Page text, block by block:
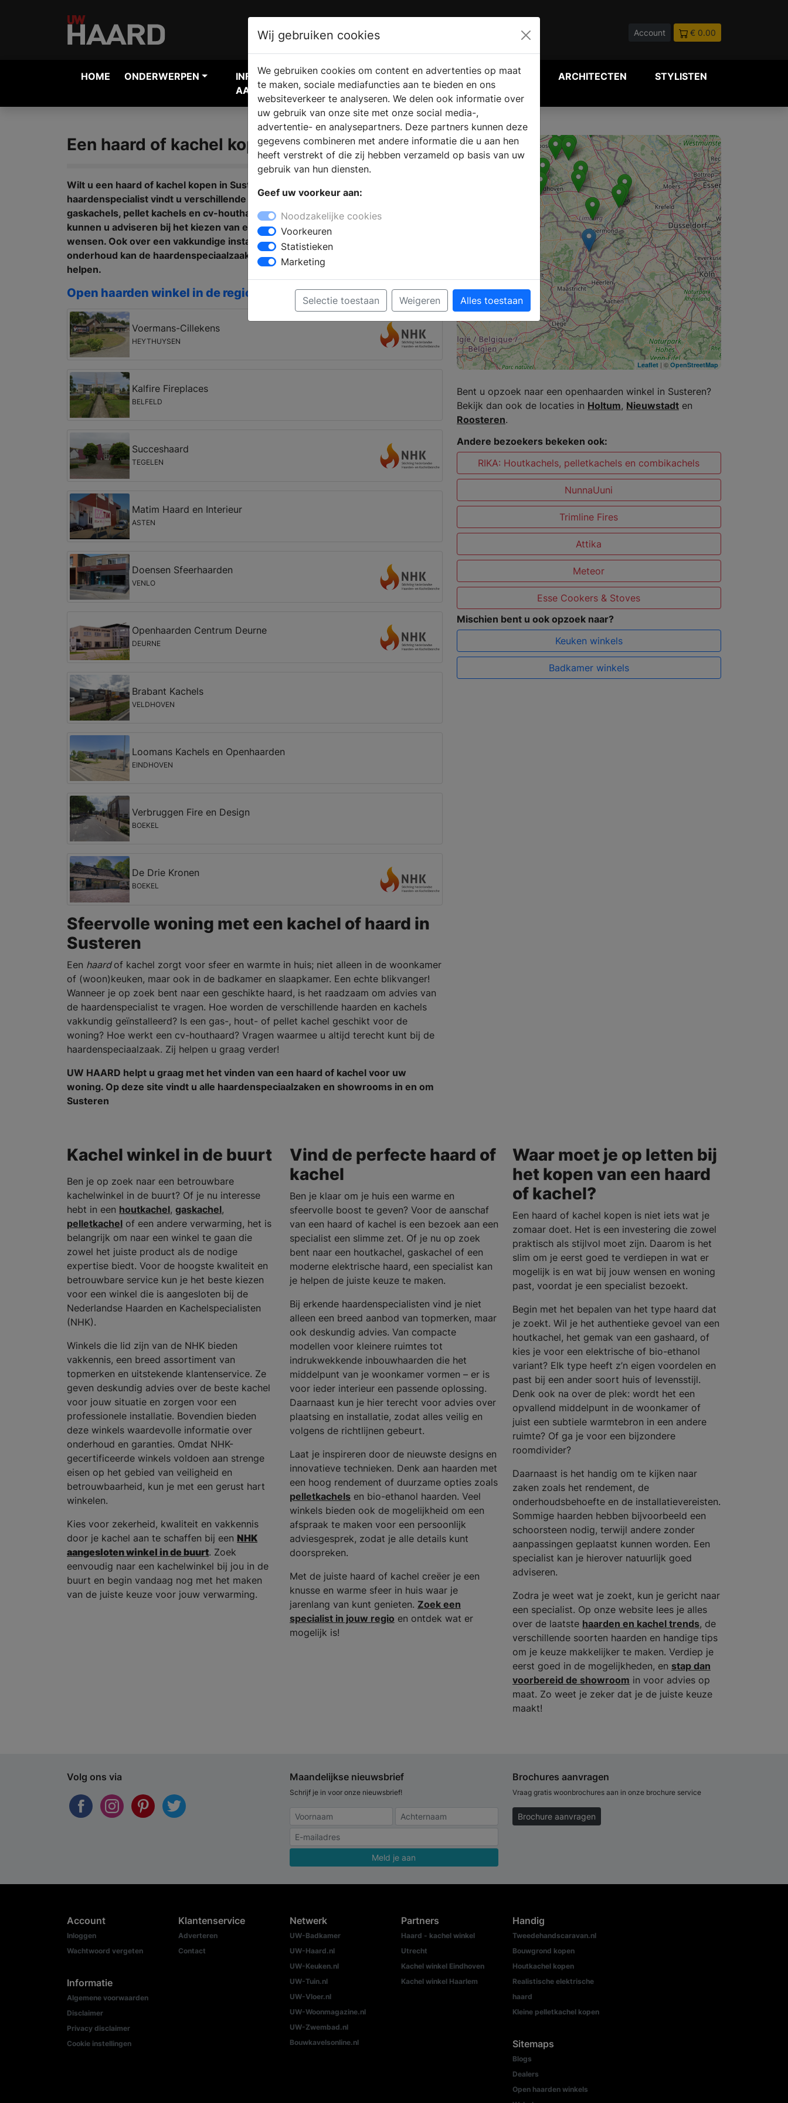
Account € 0.00
HOME ONDERWERPEN
INFORMATIE
AANVRAGEN
VERKOOPLOCATIE
VINDEN
WEBSHOP ARCHITECTEN STYLISTEN
Een haard of kachel kopen in Susteren
Wilt u een haard of kachel kopen in Susteren? Bij een bezoek aan een
haardenspecialist vindt u verschillende houtkachels, open haarden, gashaarden,
gaskachels, pellet kachels en cv-houthaarden. De deskundige medewerkers
kunnen u adviseren bij het kiezen van een model, passend bij uw woning en uw
wensen. Ook over een vakkundige installatie van uw eigen haard en het
onderhoud kan de haardenspeciaalzaak u met professioneel advies verder
helpen.
Open haarden winkel in de regio Susteren
Voermans-Cillekens
HEYTHUYSEN
Kalfire Fireplaces
BELFELD
Succeshaard
TEGELEN
Matim Haard en Interieur
ASTEN
Doensen Sfeerhaarden
VENLO
Openhaarden Centrum Deurne
DEURNE
Brabant Kachels
VELDHOVEN
Loomans Kachels en Openhaarden
EINDHOVEN
Verbruggen Fire en Design
BOEKEL
De Drie Kronen
BOEKEL
Sfeervolle woning met een kachel of haard in
Susteren
Een haard of kachel zorgt voor sfeer en warmte in huis; niet alleen in de woonkamer
of (woon)keuken, maar ook in de badkamer en slaapkamer. Een echte blikvanger!
Wanneer je op zoek bent naar een geschikte haard, is het raadzaam om advies van
de haardenspecialist te vragen. Hoe worden de verschillende haarden en kachels
vakkundig geïnstalleerd? Is een gas-, hout- of pellet kachel geschikt voor de
woning? Hoe werkt een cv-houthaard? Vragen waarmee u altijd terecht kunt bij de
haardenspeciaalzaak. Zij helpen u graag verder!
UW HAARD helpt u graag met het vinden van een haard of kachel voor uw
woning. Op deze site vindt u alle haardenspeciaalzaken en showrooms in en om
Susteren
+
Leaflet| © OpenStreetMap
Bent u opzoek naar een openhaarden winkel in Susteren?
Bekijk dan ook de locaties in Holtum, Nieuwstadten
Roosteren.
Andere bezoekers bekeken ook:
RIKA: Houtkachels, pelletkachels en combikachels
NunnaUuni
Trimline Fires
Attika
Meteor
Esse Cookers & Stoves
Mischien bent u ook opzoek naar?
Keuken winkels
Badkamer winkels
Kachel winkel in de buurt
Ben je op zoek naar een betrouwbare
kachelwinkel in de buurt? Of je nu interesse
hebt in een houtkachel, gaskachel,
pelletkachel of een andere verwarming, het is
belangrijk om naar een winkel te gaan die
zowel het juiste product als de nodige
expertise biedt. Voor de hoogste kwaliteit en
betrouwbare service kun je het beste kiezen
voor een winkel die is aangesloten bij de
Nederlandse Haarden en Kachelspecialisten
(NHK).
Winkels die lid zijn van de NHK bieden
vakkennis, een breed assortiment van
topmerken en uitstekende klantenservice. Ze
geven deskundig advies over de beste kachel
voor jouw situatie en zorgen voor een
professionele installatie. Bovendien bieden
deze winkels waardevolle informatie over
onderhoud en garanties. Omdat NHK-
gecertificeerde winkels voldoen aan strenge
eisen op het gebied van veiligheid en
betrouwbaarheid, kun je met een gerust hart
winkelen.
Kies voor zekerheid, kwaliteit en vakkennis
door je kachel aan te schaffen bij een NHK
aangesloten winkel in de buurt. Zoek
eenvoudig naar een kachelwinkel bij jou in de
buurt en begin vandaag nog met het maken
van de juiste keuze voor jouw verwarming.
Vind de perfecte haard of
kachel
Ben je klaar om je huis een warme en
sfeervolle boost te geven? Voor de aanschaf
van een haard of kachel is een bezoek aan een
specialist een slimme zet. Of je nu op zoek
bent naar een houtkachel, gaskachel of een
moderne elektrische haard, een specialist kan
je helpen de juiste keuze te maken.
Bij erkende haardenspecialisten vind je niet
alleen een breed aanbod van topmerken, maar
ook deskundig advies. Van compacte
modellen voor kleinere ruimtes tot
indrukwekkende inbouwhaarden die het
middelpunt van je woonkamer vormen – er is
voor ieder interieur een passende oplossing.
Daarnaast kun je hier terecht voor advies over
plaatsing en installatie, zodat alles veilig en
volgens de richtlijnen gebeurt.
Laat je inspireren door de nieuwste designs en
innovatieve technieken. Denk aan haarden met
een hoog rendement of duurzame opties zoals
pelletkachelsen bio-ethanol haarden. Veel
winkels bieden ook de mogelijkheid om een
afspraak te maken voor een persoonlijk
adviesgesprek, zodat je alle details kunt
doorspreken.
Met de juiste haard of kachel creëer je een
knusse en warme sfeer in huis waar je
jarenlang van kunt genieten. Zoek een
specialist in jouw regio en ontdek wat er
mogelijk is!
Waar moet je op letten bij
het kopen van een haard
of kachel?
Een haard of kachel kopen is niet iets wat je
zomaar doet. Het is een investering die zowel
praktisch als stijlvol moet zijn. Daarom is het
slim om je eerst goed te verdiepen in wat er
mogelijk is en wat bij jouw wensen en woning
past, voordat je een specialist bezoekt.
Begin met het bepalen van het type haard dat
je zoekt. Wil je het authentieke gevoel van een
houtkachel, het gemak van een gashaard, of
kies je voor een elektrische of bio-ethanol
variant? Elk type heeft z’n eigen voordelen en
past bij een ander soort huis of levensstijl.
Denk ook na over de plek: wordt het een
opvallend middelpunt in de woonkamer of
juist een subtiele warmtebron in een andere
ruimte? Of ga je voor een bijzondere
roomdivider?
Daarnaast is het handig om te kijken naar
zaken zoals het rendement, de
onderhoudsbehoefte en de installatievereisten.
Sommige haarden hebben bijvoorbeeld een
schoorsteen nodig, terwijl andere zonder
aanpassingen geplaatst kunnen worden. Een
specialist kan je hierover natuurlijk goed
adviseren.
Zodra je weet wat je zoekt, kun je gericht naar
een specialist. Op onze website lees je alles
over de laatste haarden en kachel trends, de
verschillende soorten haarden en handige tips
om je keuze makkelijker te maken. Verdiep je
eerst goed in de mogelijkheden, en stap dan
voorbereid de showroom in voor advies op
maat. Zo weet je zeker dat je de juiste keuze
maakt!
Wij gebruiken cookies
We gebruiken cookies om content en advertenties op maat
te maken, sociale mediafuncties aan te bieden en ons
websiteverkeer te analyseren. We delen ook informatie over
uw gebruik van onze site met onze social media-,
advertentie- en analysepartners. Deze partners kunnen deze
gegevens combineren met andere informatie die u aan hen
heeft verstrekt of die zij hebben verzameld op basis van uw
gebruik van hun diensten.
Geef uw voorkeur aan:
Noodzakelijke cookies
Voorkeuren
Statistieken
Marketing
Selectie toestaan Weigeren Alles toestaan
Volg ons via Maandelijkse nieuwsbrief
Schrijf je in voor onze nieuwsbrief!
Meld je aan
Brochures aanvragen
Vraag gratis woonbrochures aan in onze brochure service
Brochure aanvragen
Account
Inloggen
Wachtwoord vergeten
Informatie
Algemene voorwaarden
Disclaimer
Privacy disclaimer
Cookie instellingen
Klantenservice
Adverteren
Contact
Netwerk
UW-Badkamer
UW-Haard.nl
UW-Keuken.nl
UW-Tuin.nl
UW-Vloer.nl
UW-Woonmagazine.nl
UW-Zwembad.nl
Bouwkavelsonline.nl
Partners
Haard - kachel winkel
Utrecht
Kachel winkel Eindhoven
Kachel winkel Haarlem
Handig
Tweedehandscaravan.nl
Bouwgrond kopen
Houtkachel kopen
Realistische elektrische
haard
Kleine pelletkachel kopen
Sitemaps
Blogs
Dealers
Open haarden winkels